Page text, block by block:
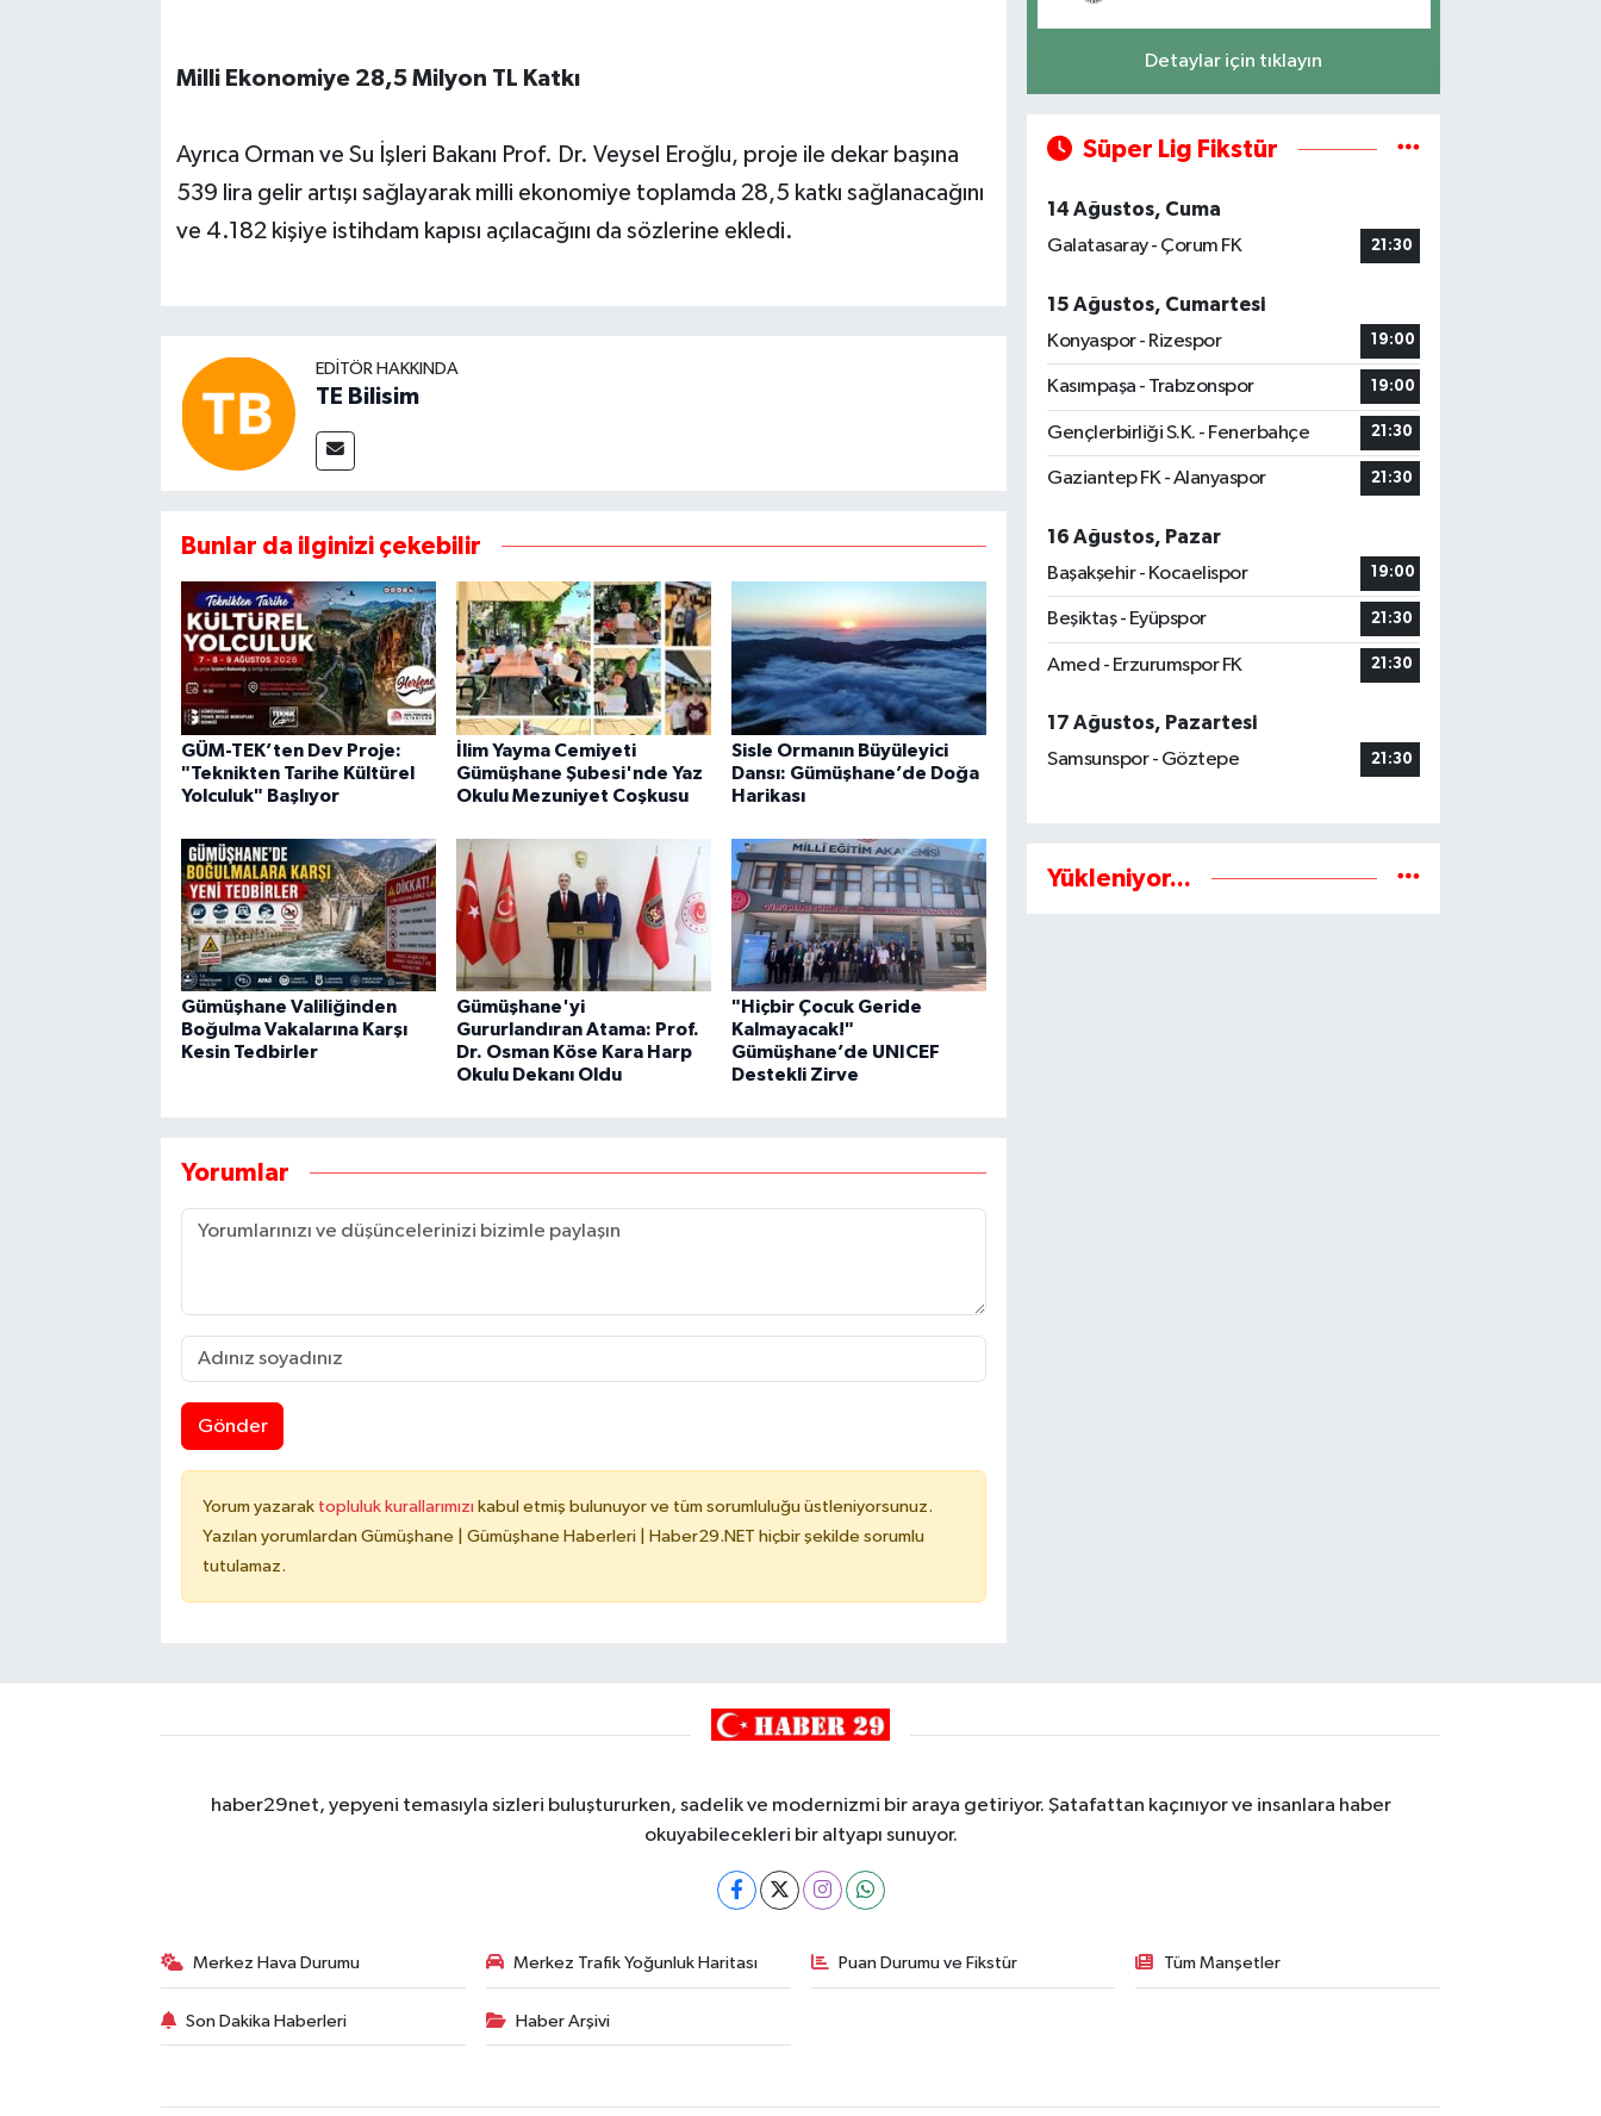
Milli Ekonomiye 28,5 Milyon TL Katkı
Ayrıca Orman ve Su İşleri Bakanı Prof. Dr. Veysel Eroğlu, proje ile dekar başına
539 lira gelir artışı sağlayarak milli ekonomiye toplamda 28,5 katkı sağlanacağını
ve 4.182 kişiye istihdam kapısı açılacağını da sözlerine ekledi.
EDITÖR HAKKINDA
TE Bilisim
Bunlar da ilginizi çekebilir
GÜM-TEK’ten Dev Proje:
"Teknikten Tarihe Kültürel
Yolculuk" Başlıyor
İlim Yayma Cemiyeti
Gümüşhane Şubesi'nde Yaz
Okulu Mezuniyet Coşkusu
Sisle Ormanın Büyüleyici
Dansı: Gümüşhane’de Doğa
Harikası
Gümüşhane Valiliğinden
Boğulma Vakalarına Karşı
Kesin Tedbirler
Gümüşhane'yi
Gururlandıran Atama: Prof.
Dr. Osman Köse Kara Harp
Okulu Dekanı Oldu
"Hiçbir Çocuk Geride
Kalmayacak!"
Gümüşhane’de UNICEF
Destekli Zirve
Yorumlar
Gönder
Yorum yazarak topluluk kurallarımızı kabul etmiş bulunuyor ve tüm sorumluluğu üstleniyorsunuz.
Yazılan yorumlardan Gümüşhane | Gümüşhane Haberleri | Haber29.NET hiçbir şekilde sorumlu
tutulamaz.
Detaylar için tıklayın
Süper Lig Fikstür
14 Ağustos, Cuma
Galatasaray - Çorum FK
21:30
15 Ağustos, Cumartesi
Konyaspor - Rizespor
19:00
Kasımpaşa - Trabzonspor 19:00
Gençlerbirliği S.K. - Fenerbahçe 21:30
Gaziantep FK - Alanyaspor 21:30
16 Ağustos, Pazar
Başakşehir - Kocaelispor
19:00
Beşiktaş - Eyüpspor 21:30
Amed - Erzurumspor FK 21:30
17 Ağustos, Pazartesi
Samsunspor - Göztepe
21:30
Yükleniyor...
haber29net, yepyeni temasıyla sizleri buluştururken, sadelik ve modernizmi bir araya getiriyor. Şatafattan kaçınıyor ve insanlara haber
okuyabilecekleri bir altyapı sunuyor.
Merkez Hava Durumu Merkez Trafik Yoğunluk Haritası Puan Durumu ve Fikstür Tüm Manşetler
Son Dakika Haberleri Haber Arşivi